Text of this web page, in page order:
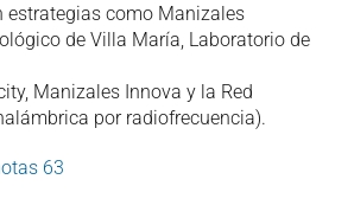
estrategias como Manizales
de Villa María, Laboratorio de
Manizales Innova y la Red
por radiofrecuencia).
63